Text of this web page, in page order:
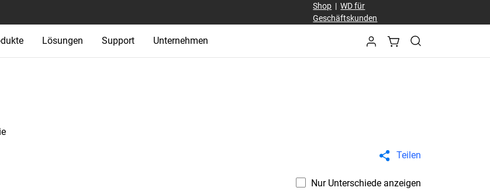
Shop |WD für
Geschäftskunden
Lösungen Support Unternehmen
Teilen
Nur Unterschiede anzeigen